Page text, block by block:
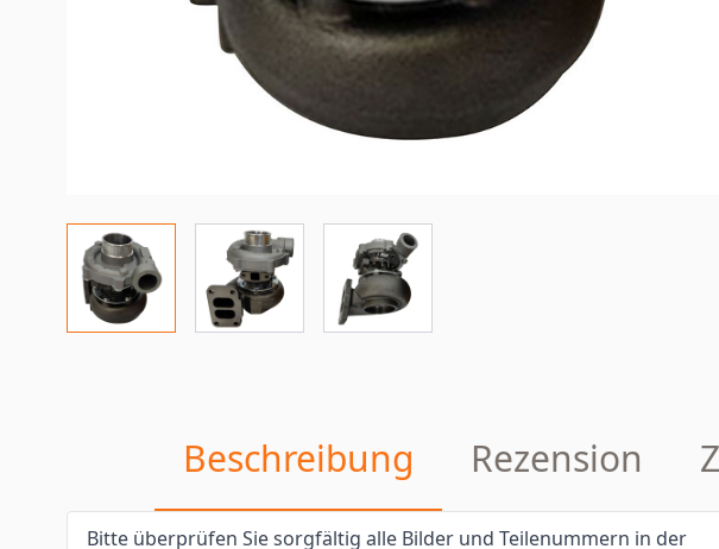
Beschreibung Rezension
Bitte überprüfen Sie sorgfältig alle Bilder und Teilenummern in der